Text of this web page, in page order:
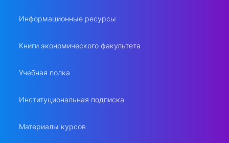
Информационные ресурсы
Книги экономического факультета
Учебная полка
Институциональная подписка
Материалы курсов